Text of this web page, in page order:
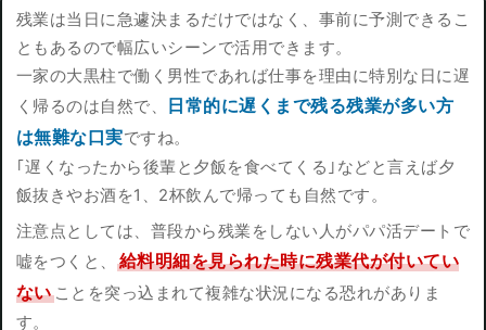
残業は当日に急遽決まるだけではなく、事前に予測できるこ
ともあるので幅広いシーンで活用できます。
一家の大黒柱で働く男性であれば仕事を理由に特別な日に遅
く帰るのは自然で、
日常的に遅くまで残る残業が多い方
は無難な口実ですね。
｢遅くなったから後輩と夕飯を食べてくる｣などと言えば夕
飯抜きやお酒を1、2杯飲んで帰っても自然です。
注意点としては、普段から残業をしない人がパパ活デートで
嘘をつくと、
給料明細を見られた時に残業代が付いてい
ないことを突っ込まれて複雑な状況になる恐れがありま
す。